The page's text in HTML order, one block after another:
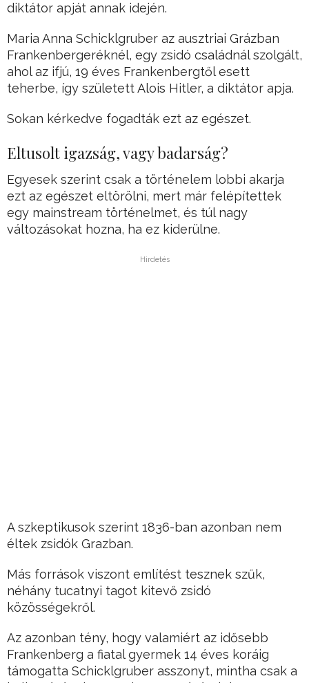
diktátor apját annak idején.
Maria Anna Schicklgruber az ausztriai Grázban
Frankenbergeréknél, egy zsidó családnál szolgált,
ahol az ifjú, 19 éves Frankenbergtől esett
teherbe, így született Alois Hitler, a diktátor apja.
Sokan kérkedve fogadták ezt az egészet.
Eltusolt igazság, vagy badarság?
Egyesek szerint csak a történelem lobbi akarja
ezt az egészet eltörölni, mert már felépítettek
egy mainstream történelmet, és túl nagy
változásokat hozna, ha ez kiderülne.
Hirdetés
A szkeptikusok szerint 1836-ban azonban nem
éltek zsidók Grazban.
Más források viszont említést tesznek szűk,
néhány tucatnyi tagot kitevő zsidó
közösségekről.
Az azonban tény, hogy valamiért az idősebb
Frankenberg a fiatal gyermek 14 éves koráig
támogatta Schicklgruber asszonyt, mintha csak a